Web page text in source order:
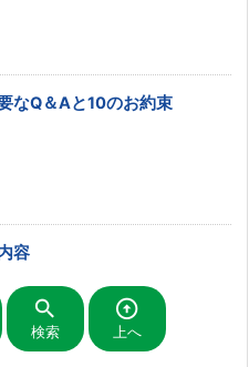
なQ＆Aと10のお約束
容

検索

上へ